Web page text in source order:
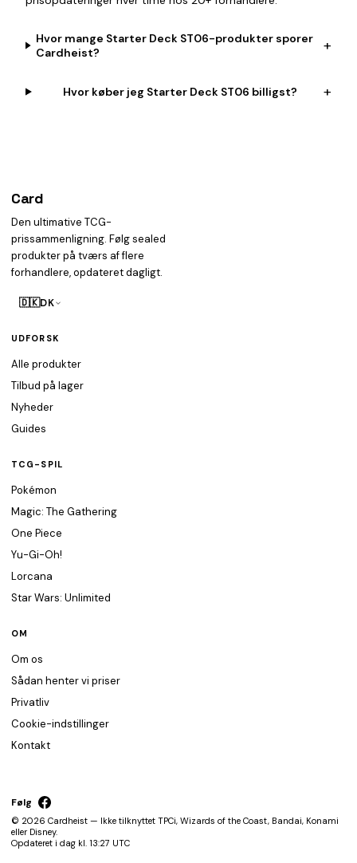
Hvor mange Starter Deck ST06-produkter sporer
Cardheist?
+
Hvor køber jeg Starter Deck ST06 billigst? +
Card
Den ultimative TCG-
prissammenligning. Følg sealed
produkter på tværs af flere
forhandlere, opdateret dagligt.
🇩🇰DK
UDFORSK
Alle produkter
Tilbud på lager
Nyheder
Guides
TCG-SPIL
Pokémon
Magic: The Gathering
One Piece
Yu-Gi-Oh!
Lorcana
Star Wars: Unlimited
OM
Om os
Sådan henter vi priser
Privatliv
Cookie-indstillinger
Kontakt
Følg
© 2026 Cardheist — Ikke tilknyttet TPCi, Wizards of the Coast, Bandai, Konami
eller Disney.
Opdateret i dag kl. 13:27 UTC